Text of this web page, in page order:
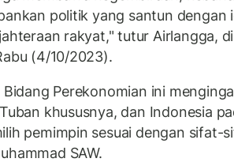
politik yang santun dengan
rakyat," tutur Airlangga,
(4/10/2023).
Perekonomian ini
khususnya, dan Indonesia
pemimpin sesuai dengan sifat-
SAW.